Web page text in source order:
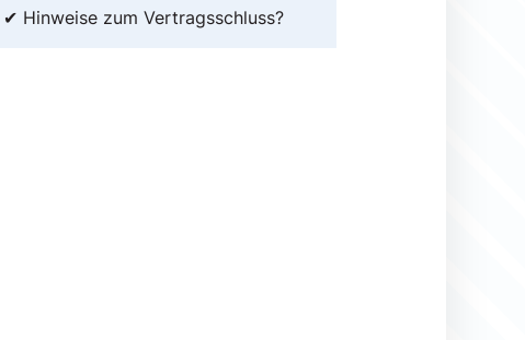
✔ Hinweise zum Vertragsschluss?